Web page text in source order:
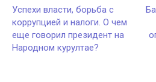
Успехи власти, борьба с
коррупцией и налоги. О чем
еще говорил президент на
Народном курултае?